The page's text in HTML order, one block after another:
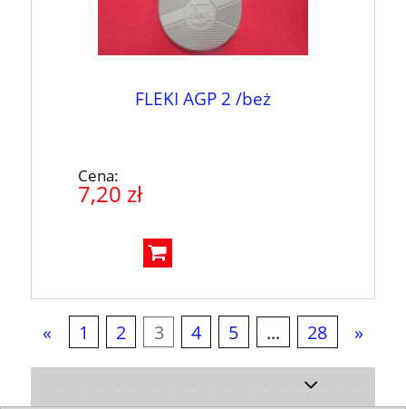
FLEKI AGP 2 /beż
Cena:
7,20 zł
« 1 2 3 4 5 ... 28 »